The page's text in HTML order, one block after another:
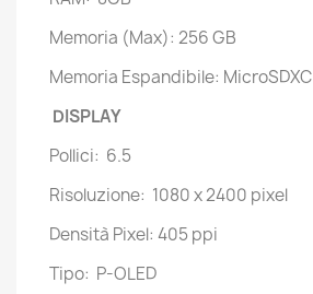
Memoria (Max): 256 GB
Memoria Espandibile: MicroSDXC
DISPLAY
Pollici: 6.5
Risoluzione: 1080 x 2400 pixel
Densità Pixel: 405 ppi
Tipo: P-OLED